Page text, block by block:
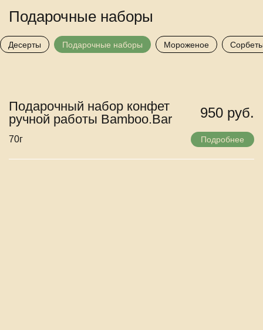
Подарочные наборы
Десерты Подарочные наборы Мороженое
Подарочный набор конфет
ручной работы Bamboo.Bar
950 руб.
70г Подробнее